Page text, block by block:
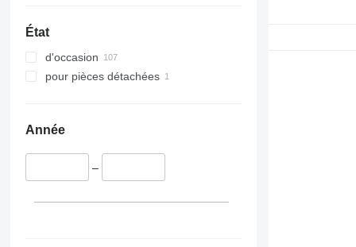
État
d'occasion
pour pièces détachées
Année
–